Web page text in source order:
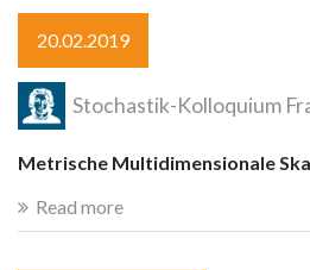
20.02.2019
Stochastik-Kolloquium
Metrische Multidimensionale
Read more